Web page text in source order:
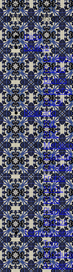
© 2024 Azulejos
derechos
Inicio
Azulejo
Azulejo
Frutas
Bichos
Cenefas
Floral
Realzado
RVL
RDC
Especial
Cenefas
Frutas
NVRL
DUO
Plaquet
Bichos
Trim
Azulejo